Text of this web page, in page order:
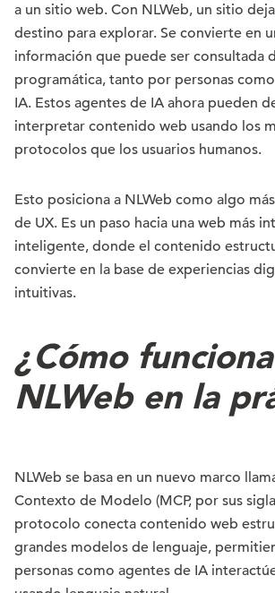
a un sitio web. Con NLWeb, un sitio
destino para explorar. Se convierte en
información que puede ser consultada
programática, tanto por personas
IA. Estos agentes de IA ahora pueden
interpretar contenido web usando los
protocolos que los usuarios humanos.
Esto posiciona a NLWeb como algo
de UX. Es un paso hacia una web más
inteligente, donde el contenido
convierte en la base de experiencias
intuitivas.
¿Cómo funciona
NLWeb en la
NLWeb se basa en un nuevo marco
Contexto de Modelo (MCP, por sus
protocolo conecta contenido web
grandes modelos de lenguaje,
personas como agentes de IA